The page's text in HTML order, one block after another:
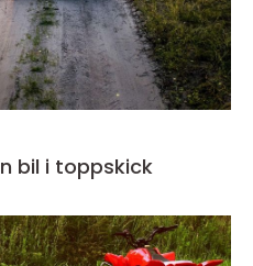
bil i toppskick